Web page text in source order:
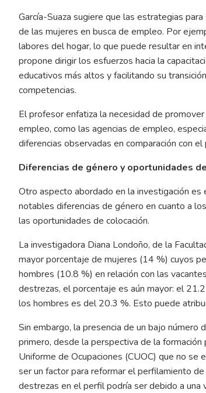
García-Suaza sugiere que las estrategias
de las mujeres en busca de empleo. Por
labores del hogar, lo que puede resultar en
propone dirigir los esfuerzos hacia la
educativos más altos y facilitando su
competencias.
El profesor enfatiza la necesidad de
empleo, como las agencias de empleo,
diferencias observadas en comparación con el
Diferencias de género y oportunidades
Otro aspecto abordado en la investigación es
notables diferencias de género en cuanto a
las oportunidades de colocación.
La investigadora Diana Londoño, de la
mayor porcentaje de mujeres (14 %) cuyos
hombres (10.8 %) en relación con las
destrezas, el porcentaje es aún mayor: el
los hombres es del 20.3 %. Esto puede
Sin embargo, la presencia de un bajo
primero, desde la perspectiva de la
Uniforme de Ocupaciones (CUOC) que no
ser un factor para reformar el perfilamiento
destrezas en el perfil podría ser debido a una